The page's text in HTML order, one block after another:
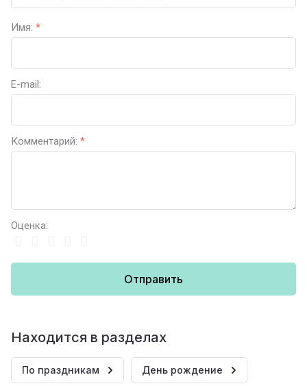
Имя: *
E-mail:
Комментарий: *
Оценка:
Отправить
Находится в разделах
По праздникам День рождение